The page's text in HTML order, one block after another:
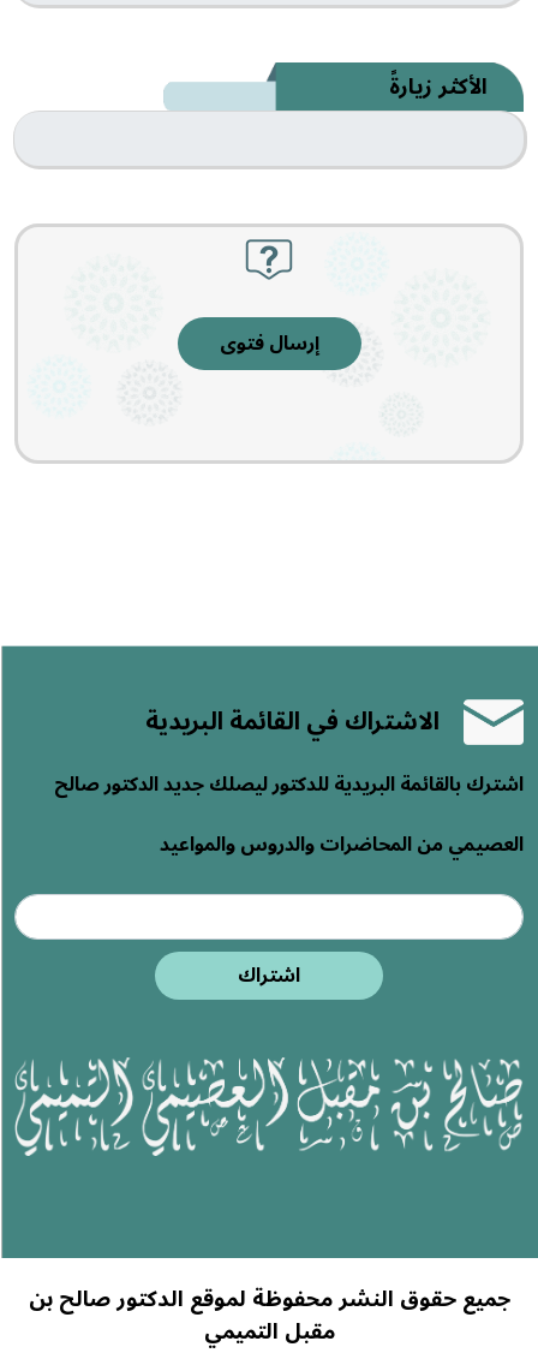
الأكثر زيارةً
إرسال فتوى
الاشتراك في القائمة البريدية
اشترك بالقائمة البريدية للدكتور ليصلك جديد الدكتور صالح
العصيمي من المحاضرات والدروس والمواعيد
اشتراك
جميع حقوق النشر محفوظة لموقع الدكتور صالح بن
مقبل التميمي